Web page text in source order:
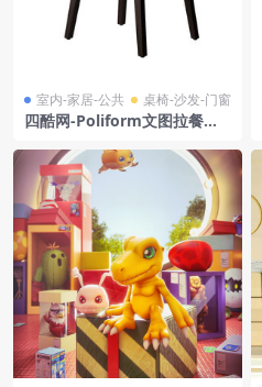
室内-家居-公共 桌椅-沙发-门窗
四酷网-Poliform文图拉餐椅